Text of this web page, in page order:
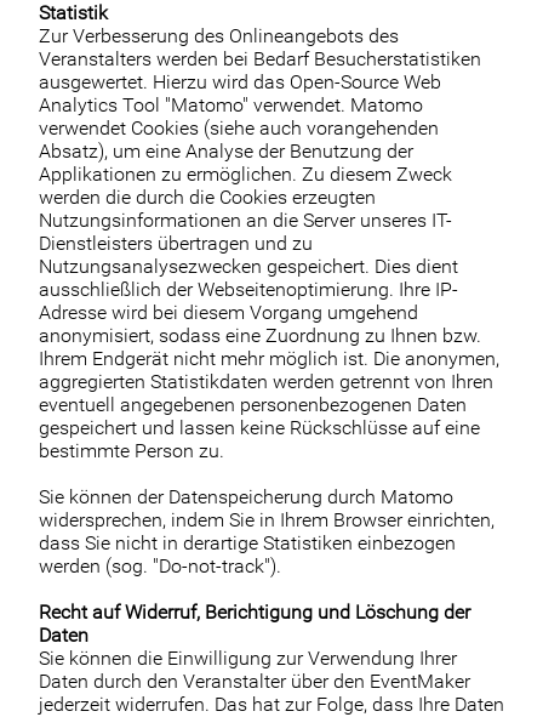
Statistik
Zur Verbesserung des Onlineangebots des
Veranstalters werden bei Bedarf Besucherstatistiken
ausgewertet. Hierzu wird das Open-Source Web
Analytics Tool "Matomo" verwendet. Matomo
verwendet Cookies (siehe auch vorangehenden
Absatz), um eine Analyse der Benutzung der
Applikationen zu ermöglichen. Zu diesem Zweck
werden die durch die Cookies erzeugten
Nutzungsinformationen an die Server unseres IT-
Dienstleisters übertragen und zu
Nutzungsanalysezwecken gespeichert. Dies dient
ausschließlich der Webseitenoptimierung. Ihre IP-
Adresse wird bei diesem Vorgang umgehend
anonymisiert, sodass eine Zuordnung zu Ihnen bzw.
Ihrem Endgerät nicht mehr möglich ist. Die anonymen,
aggregierten Statistikdaten werden getrennt von Ihren
eventuell angegebenen personenbezogenen Daten
gespeichert und lassen keine Rückschlüsse auf eine
bestimmte Person zu.
Sie können der Datenspeicherung durch Matomo
widersprechen, indem Sie in Ihrem Browser einrichten,
dass Sie nicht in derartige Statistiken einbezogen
werden (sog. "Do-not-track").
Recht auf Widerruf, Berichtigung und Löschung der
Daten
Sie können die Einwilligung zur Verwendung Ihrer
Daten durch den Veranstalter über den EventMaker
jederzeit widerrufen. Das hat zur Folge, dass Ihre Daten